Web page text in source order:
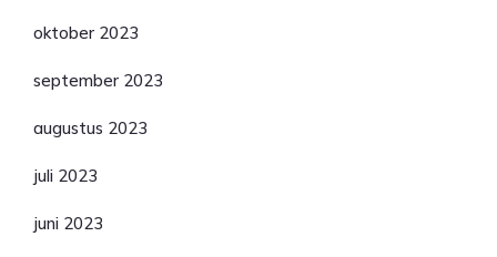
oktober 2023
september 2023
augustus 2023
juli 2023
juni 2023